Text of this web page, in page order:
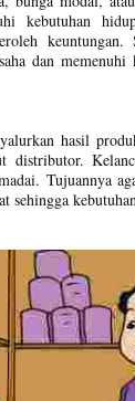
kebutuhan
dan
hasil
distributor.
Tujuannya
sehingga